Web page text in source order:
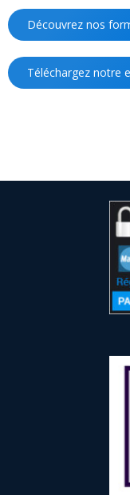
Découvrez nos
Téléchargez notre